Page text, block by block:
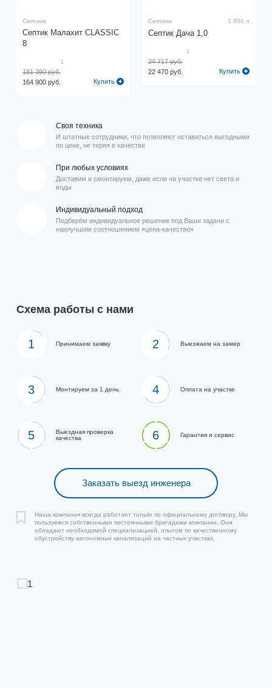
Септики
Септик Малахит CLASSIC
8
1
164 900 руб.
181 390 руб.
Купить
Септики 1 000 л
Септик Дача 1,0
1
22 470 руб.
24 717 руб.
Купить
Своя техника
И штатные сотрудники, что позволяют оставаться выгодными
по цене, не теряя в качестве
При любых условиях
Доставим и смонтируем, даже если на участке нет света и
воды
Индивидуальный подход
Подберём индивидуальное решение под Ваши задачи с
наилучшим соотношением «цена-качество»
Схема работы с нами
1 Принимаем заявку 2 Выезжаем на замер
3 Монтируем за 1 день 4 Оплата на участке
5
Выездная проверка
качества
6 Гарантия и сервис
Заказать выезд инженера
Наша компания всегда работает только по официальному договору. Мы
пользуемся собственными постоянными бригадами компании. Они
обладают необходимой специализацией, опытом по качественному
обустройству автономных канализаций на частных участках.